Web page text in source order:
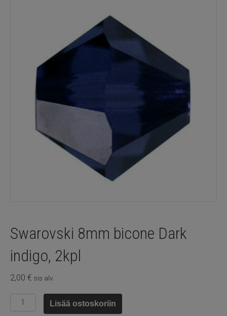
Swarovski 8mm bicone Dark
indigo, 2kpl
2,00 € sis alv.
Swarovski
8mm
Lisää ostoskoriin